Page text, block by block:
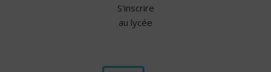
S'inscrire
au lycée